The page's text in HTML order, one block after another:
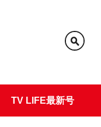
TV LIFE最新号